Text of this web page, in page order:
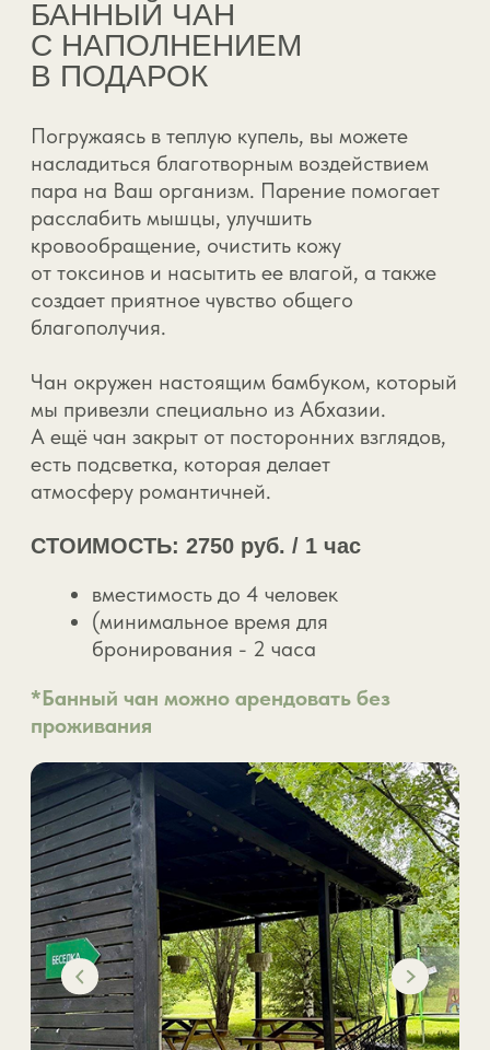
Можно ли
несовершеннолетним
без взрослых?
Можно ли взять с собой
ребенка в 2-местный дом?
ДОБРАТЬСЯ
Пермский край, пос.
Верхняя Полазна
+7 908 245 57 57
ПРОЖИВАНИЕ
Дом Шёпот